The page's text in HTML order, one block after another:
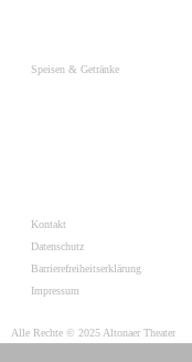
Speisen & Getränke
Kontakt
Datenschutz
Barrierefreiheitserklärung
Impressum
Alle Rechte © 2025 Altonaer Theater